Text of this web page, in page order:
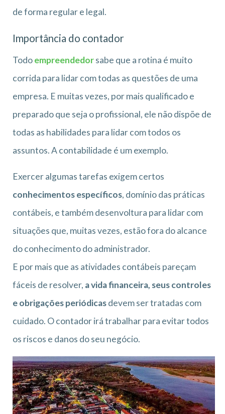
de forma regular e legal.
Importância do contador
Todoempreendedorsabe que a rotina é muito
corrida para lidar com todas as questões de uma
empresa. E muitas vezes, por mais qualificado e
preparado que seja o profissional, ele não dispõe de
todas as habilidades para lidar com todos os
assuntos. A contabilidade é um exemplo.
Exercer algumas tarefas exigem certos
conhecimentos específicos, domínio das práticas
contábeis, e também desenvoltura para lidar com
situações que, muitas vezes, estão fora do alcance
do conhecimento do administrador.
E por mais que as atividades contábeis pareçam
fáceis de resolver, a vida financeira, seus controles
e obrigações periódicasdevem ser tratadas com
cuidado. O contador irá trabalhar para evitar todos
os riscos e danos do seu negócio.